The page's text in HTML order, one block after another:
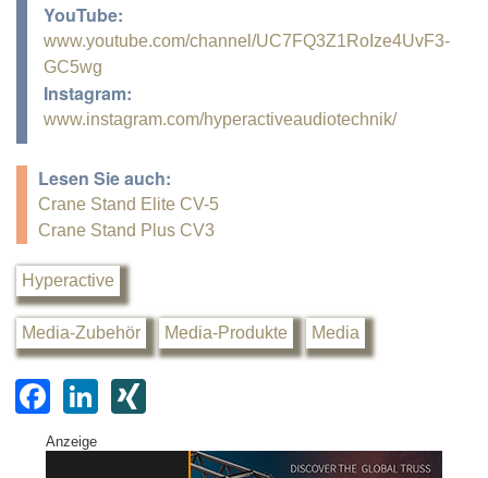
YouTube:
www.youtube.com/channel/UC7FQ3Z1RoIze4UvF3-
GC5wg
Instagram:
www.instagram.com/hyperactiveaudiotechnik/
Lesen Sie auch:
Crane Stand Elite CV-5
Crane Stand Plus CV3
Hyperactive
Media-Zubehör Media-Produkte Media
F
a
c
Li
k
G
Anzeige